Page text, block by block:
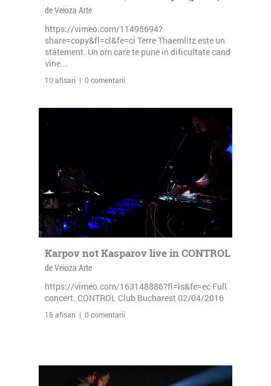
de Veioza Arte
https://vimeo.com/11495694?
share=copy&fl=cl&fe=ci Terre Thaemlitz este un
statement. Un om care te pune in dificultate cand
vine...
10 afisari | 0 comentarii
Karpov not Kasparov live in CONTROL
de Veioza Arte
https://vimeo.com/163148886?fl=ls&fe=ec Full
concert. CONTROL Club Bucharest 02/04/2016
16 afisari | 0 comentarii